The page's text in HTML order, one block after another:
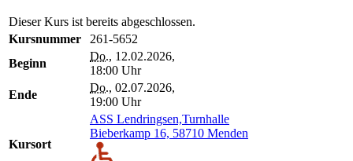
Dieser Kurs ist bereits abgeschlossen.
Kursnummer
261-5652
Beginn
Do., 12.02.2026,
18:00 Uhr
Ende
Do., 02.07.2026,
19:00 Uhr
Kursort
ASS Lendringsen,Turnhalle
Bieberkamp 16, 58710 Menden